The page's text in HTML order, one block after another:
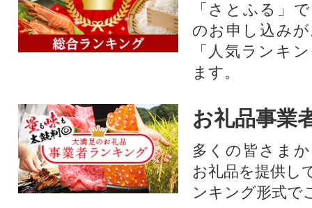
「さとふる」
のお申し込み
「人気ランキ
ます。
お礼品事業
多くの皆さま
お礼品を提供し
ンキング形式で